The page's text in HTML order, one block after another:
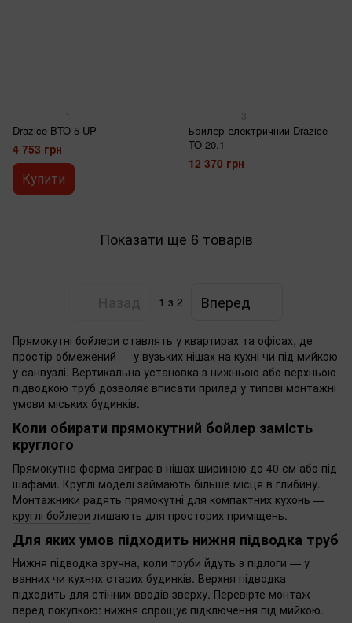
1
Drazice BTO 5 UP
4 753 грн
Купити
3
Бойлер електричний Drazice
TO-20.1
12 370 грн
Показати ще 6 товарів
1 з 2 Вперед
Прямокутні бойлери ставлять у квартирах та офісах, де
простір обмежений — у вузьких нішах на кухні чи під мийкою
у санвузлі. Вертикальна установка з нижньою або верхньою
підводкою труб дозволяє вписати прилад у типові монтажні
умови міських будинків.
Коли обирати прямокутний бойлер замість
круглого
Прямокутна форма виграє в нішах шириною до 40 см або під
шафами. Круглі моделі займають більше місця в глибину.
Монтажники радять прямокутні для компактних кухонь —
круглі бойлери лишають для просторих приміщень.
Для яких умов підходить нижня підводка труб
Нижня підводка зручна, коли труби йдуть з підлоги — у
ванних чи кухнях старих будинків. Верхня підводка
підходить для стінних вводів зверху. Перевірте монтаж
перед покупкою: нижня спрощує підключення під мийкою.